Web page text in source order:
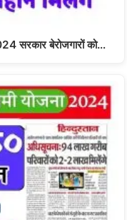
बेरोजगारों को…